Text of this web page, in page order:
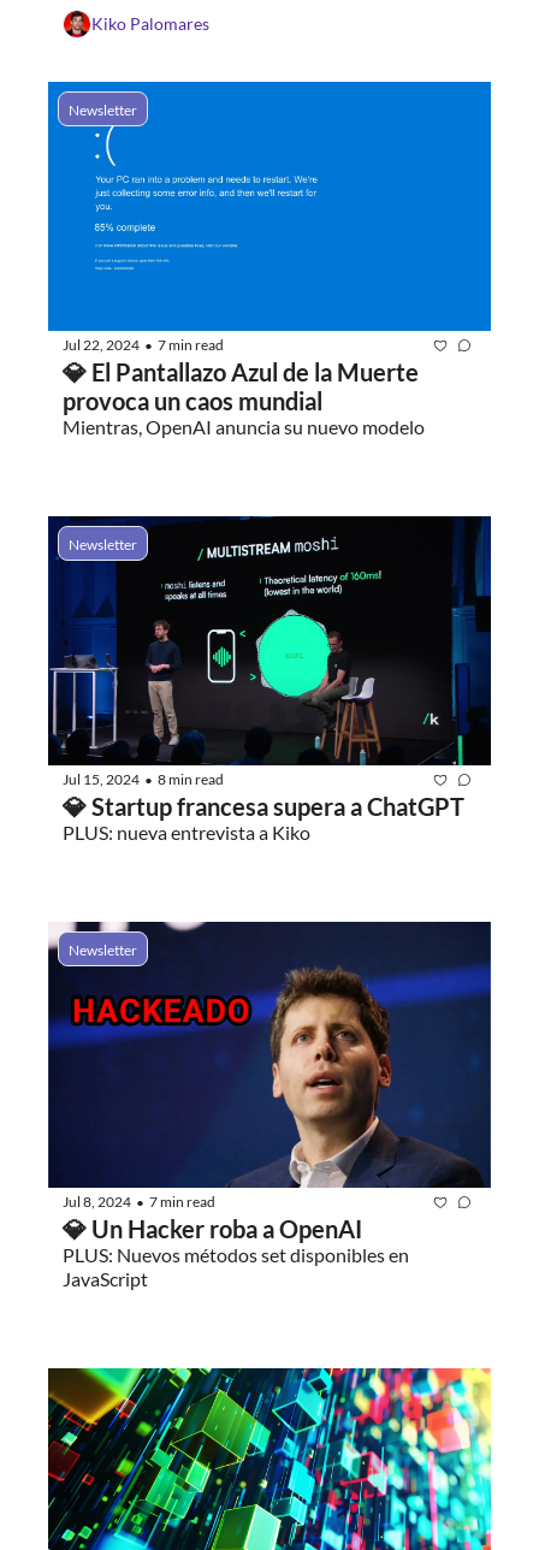
Kiko Palomares
Newsletter
Jul 22, 2024 • 7 min read
💎 El Pantallazo Azul de la Muerte
provoca un caos mundial
Mientras, OpenAI anuncia su nuevo modelo
Newsletter
Jul 15, 2024 • 8 min read
💎 Startup francesa supera a ChatGPT
PLUS: nueva entrevista a Kiko
Newsletter
Jul 8, 2024 • 7 min read
💎 Un Hacker roba a OpenAI
PLUS: Nuevos métodos set disponibles en
JavaScript